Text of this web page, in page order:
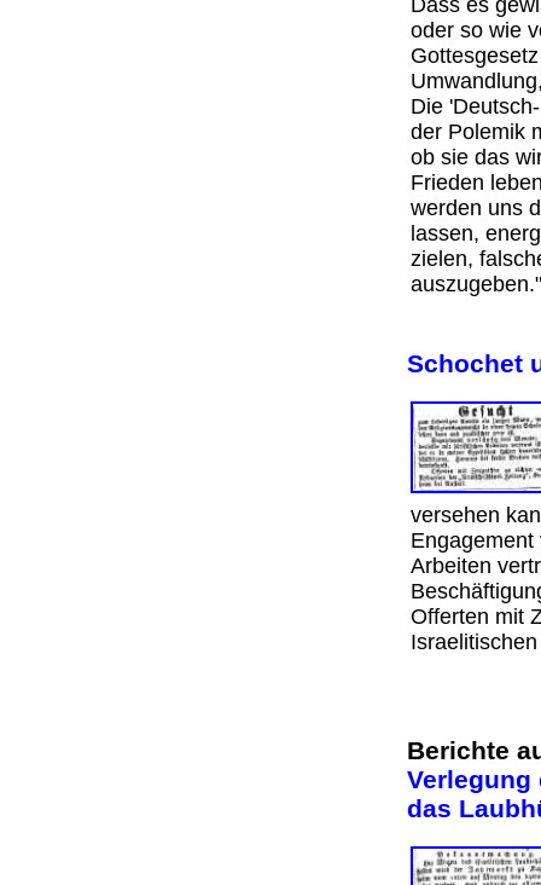
Dass es
oder so wie
Die
der Polemik
ob sie das
Frieden
werden uns
lassen,
zielen,
Schochet
versehen
Arbeiten
Offerten mit
Berichte
das